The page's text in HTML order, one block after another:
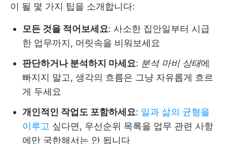
이 될 몇 가지 팁을 소개합니다:
모든 것을 적어보세요: 사소한 집안일부터 시급
한 업무까지, 머릿속을 비워보세요
판단하거나 분석하지 마세요: 분석 마비 상태에
빠지지 말고, 생각의 흐름은 그냥 자유롭게 흐르
게 두세요
개인적인 작업도 포함하세요: 일과 삶의 균형을
이루고 싶다면, 우선순위 목록을 업무 관련 사항
에만 국한해서는 안 됩니다